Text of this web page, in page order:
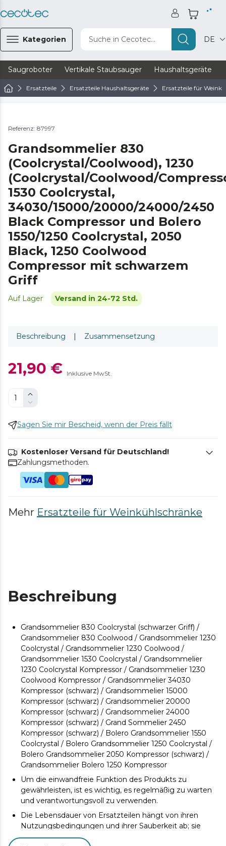
Kategorien Suche in Cecotec... DE
Saugroboter Vertikale Staubsauger Haushaltsgeräte
Ersatzteile Ersatzteile Haushaltsgeräte Ersatzteile für
Referenz: 87997
Grandsommelier 830
(Coolcrystal/Coolwood), 1230
(Coolcrystal/Coolwood/
1530 Coolcrystal,
34030/15000/20000/24000/2450
Black Compressor und Bolero
1550/1250 Coolcrystal, 2050
Black, 1250 Coolwood
Compressor mit schwarzem
Griff
Auf Lager Versand in 24-72 Std.
Beschreibung | Zusammensetzung
21,90 € Inklusive MwSt.
Sagen Sie mir Bescheid, wenn der Preis fällt
Kostenloser Versand für Deutschland!
Zahlungsmethoden.
Mehr Ersatzteile für Weinkühlschränke
Beschreibung
Grandsommelier 830 Coolcrystal (schwarzer Griff) /
Grandsommelier 830 Coolwood / Grandsommelier 1230
Coolcrystal / Grandsommelier 1230 Coolwood /
Grandsommelier 1530 Coolcrystal / Grandsommelier
1230 Coolcrystal Kompressor / Grandsommelier 1230
Coolwood Kompressor / Grandsommelier 34030
Kompressor (schwarz) / Grandsommelier 15000
Kompressor (schwarz) / Grandsommelier 20000
Kompressor (schwarz) / Grandsommelier 24000
Kompressor (schwarz) / Grand Sommelier 2450
Kompressor (schwarz) / Bolero Grandsommelier 1550
Coolcrystal / Bolero Grandsommelier 1250 Coolcrystal /
Bolero Grandsommelier 2050 Kompressor (schwarz) /
Grandsommelier Bolero 1250 Kompressor
Um die einwandfreie Funktion des Produkts zu
gewährleisten, ist es wichtig, es regelmäßig zu warten
und verantwortungsvoll zu verwenden.
Die Lebensdauer von Ersatzteilen hängt von ihren
Nutzungsbedingungen und ihrer Sauberkeit ab; sie
sollten ausgetauscht werden, wenn sie sich in einem